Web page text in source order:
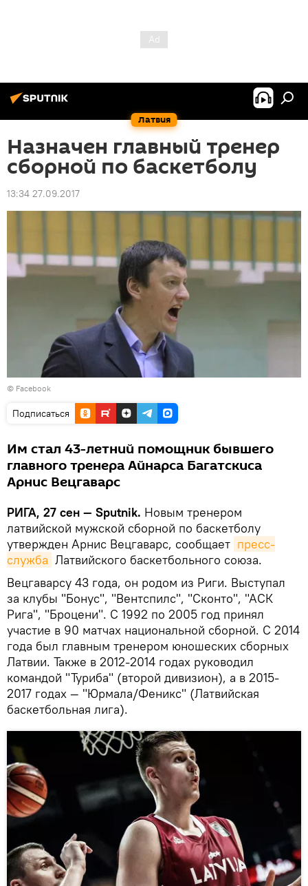
Латвия
Назначен главный тренер
сборной по баскетболу
13:34 27.09.2017
© Facebook
Подписаться
Им стал 43-летний помощник бывшего
главного тренера Айнарса Багатскиса
Арнис Вецгаварс
РИГА, 27 сен — Sputnik. Новым тренером
латвийской мужской сборной по баскетболу
утвержден Арнис Вецгаварс, сообщает пресс-
служба Латвийского баскетбольного союза.
Вецгаварсу 43 года, он родом из Риги. Выступал
за клубы "Бонус", "Вентспилс", "Сконто", "АСК
Рига", "Броцени". С 1992 по 2005 год принял
участие в 90 матчах национальной сборной. С 2014
года был главным тренером юношеских сборных
Латвии. Также в 2012-2014 годах руководил
командой "Туриба" (второй дивизион), а в 2015-
2017 годах — "Юрмала/Феникс" (Латвийская
баскетбольная лига).